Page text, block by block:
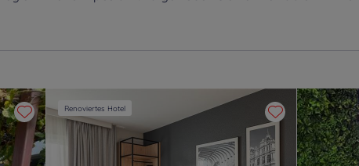
Renoviertes Hotel